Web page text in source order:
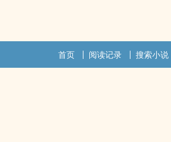
首页 阅读记录 搜索小说